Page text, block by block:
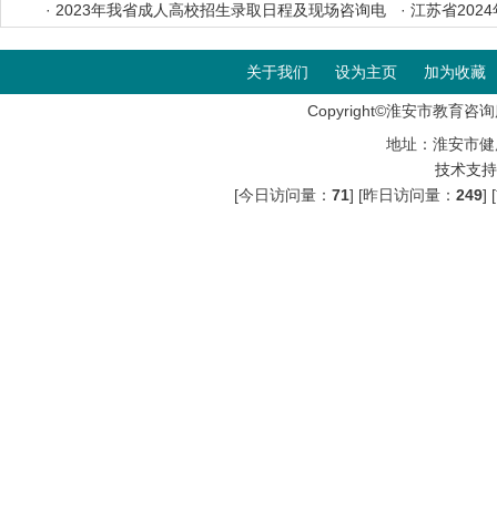
试）、书法类专业省统考考前提醒
· 2023年我省成人高校招生录取日程及现场咨询电
· 江苏省2024
关于我们
设为主页 加为收藏
Copyright©淮安市教育咨
地址：淮安市
技术支
[今日访问量：71] [昨日访问量：249]